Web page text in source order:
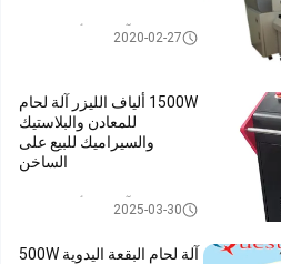
آلة لحام ألياف الليزر2020-02-27
1500W ألياف الليزر آلة لحام
للمعادن والبلاستيك
والسيراميك للبيع على
الساخن
آلة لحام ألياف الليزر2025-03-30
آلة لحام البقعة اليدوية 500W